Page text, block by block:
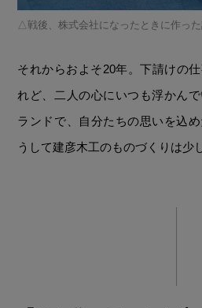
戦後、株式会社になったときに作った
それからおよそ20年。下請けの
れど、二人の心にいつも浮かん
ランドで、自分たちの思いを込
うして建彦木工のものづくりは少